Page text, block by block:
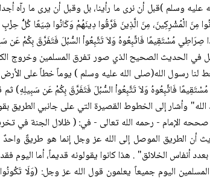
وسلم )قبل أن نرى ما رأينا، بل وقبل أن يرى ما رآه
في الحديث الصحيح الذي صور تفرق المسلمين وخروج
لنا رسول الله(صلی الله علیه وسلم ) يوماً خطاً على
فَاتَّبِعُوهُ وَلاَ تَتَّبِعُواْ السُّبُلَ فَتَفَرَّقَ بِكُمْ عَن سَبِيلِهِ)
وأشار إلى الخطوط القصيرة التي على جانبي الطريق
- رحمه الله تعالى - في: ( ظلال الجنة في تخريج السنة
أن الطريق الموصل إلى الله عز وجل إنما هو طريقٌ
أنفاس الخلائق" . هذا كانوا يقولونه قديماً، أما اليوم
اليوم جميعاً يعلمون قول الله عز وجل: (وَلَا